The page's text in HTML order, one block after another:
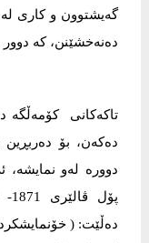
گه‌یشتوون و كاری‌
ده‌نه‌خشێنن، كه‌
تاكه‌كانی‌ كۆمه‌ڵگه‌
ده‌كه‌ن، بۆ
دووره‌ له‌و نمایشه‌،
ده‌ڵێت: (